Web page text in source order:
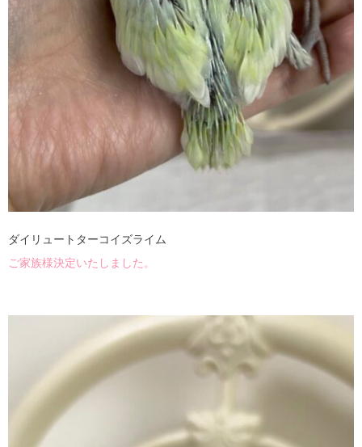
ダイリュートターコイズライム
ご家族様決定いたしました。